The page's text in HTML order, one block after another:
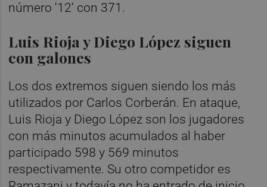
número '12' con 371.
Luis Rioja y Diego López siguen
con galones
Los dos extremos siguen siendo los más
utilizados por Carlos Corberán. En ataque,
Luis Rioja y Diego López son los jugadores
con más minutos acumulados al haber
participado 598 y 569 minutos
respectivamente. Su otro competidor es